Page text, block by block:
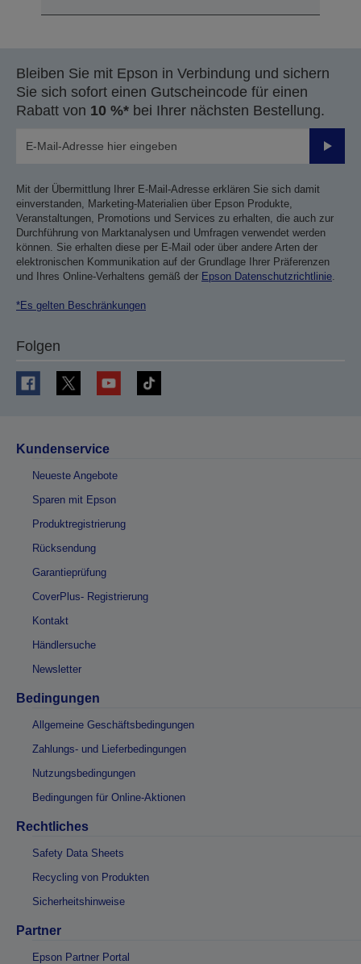
Bleiben Sie mit Epson in Verbindung und sichern
Sie sich sofort einen Gutscheincode für einen
Rabatt von 10 %* bei Ihrer nächsten Bestellung.
Mit der Übermittlung Ihrer E-Mail-Adresse erklären Sie sich damit
einverstanden, Marketing-Materialien über Epson Produkte,
Veranstaltungen, Promotions und Services zu erhalten, die auch zur
Durchführung von Marktanalysen und Umfragen verwendet werden
können. Sie erhalten diese per E-Mail oder über andere Arten der
elektronischen Kommunikation auf der Grundlage Ihrer Präferenzen
und Ihres Online-Verhaltens gemäß der Epson Datenschutzrichtlinie
*Es gelten Beschränkungen
Folgen
Kundenservice
Neueste Angebote
Sparen mit Epson
Produktregistrierung
Rücksendung
Garantieprüfung
CoverPlus- Registrierung
Kontakt
Händlersuche
Newsletter
Bedingungen
Allgemeine Geschäftsbedingungen
Zahlungs- und Lieferbedingungen
Nutzungsbedingungen
Bedingungen für Online-Aktionen
Rechtliches
Safety Data Sheets
Recycling von Produkten
Sicherheitshinweise
Partner
Epson Partner Portal